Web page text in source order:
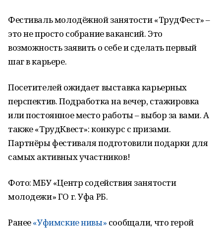
Фестиваль молодёжной занятости «ТрудФест» –
это не просто собрание вакансий. Это
возможность заявить о себе и сделать первый
шаг в карьере.
Посетителей ожидает выставка карьерных
перспектив. Подработка на вечер, стажировка
или постоянное место работы – выбор за вами. А
также «ТрудКвест»: конкурс с призами.
Партнёры фестиваля подготовили подарки для
самых активных участников!
Фото: МБУ «Центр содействия занятости
молодежи» ГО г. Уфа РБ.
Ранее«Уфимские нивы» сообщали, что герой